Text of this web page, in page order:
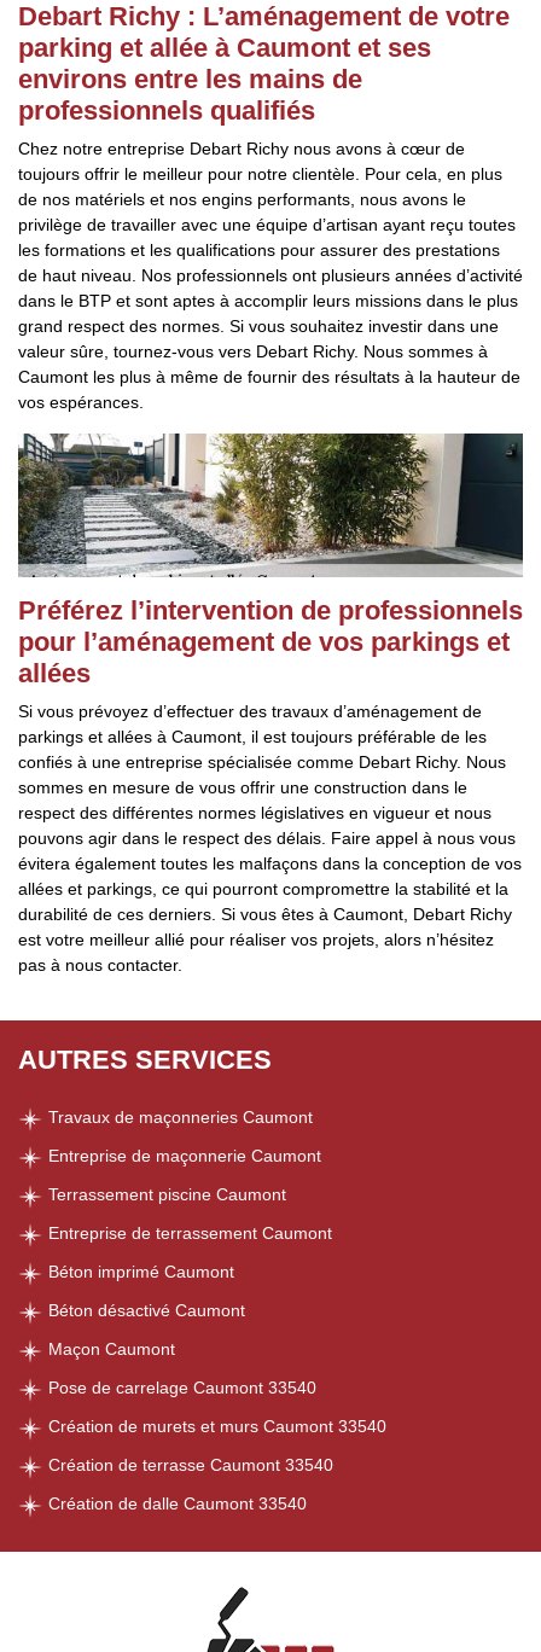
Debart Richy : L’aménagement de votre
parking et allée à Caumont et ses
environs entre les mains de
professionnels qualifiés
Chez notre entreprise Debart Richy nous avons à cœur de
toujours offrir le meilleur pour notre clientèle. Pour cela, en plus
de nos matériels et nos engins performants, nous avons le
privilège de travailler avec une équipe d’artisan ayant reçu toutes
les formations et les qualifications pour assurer des prestations
de haut niveau. Nos professionnels ont plusieurs années d’activité
dans le BTP et sont aptes à accomplir leurs missions dans le plus
grand respect des normes. Si vous souhaitez investir dans une
valeur sûre, tournez-vous vers Debart Richy. Nous sommes à
Caumont les plus à même de fournir des résultats à la hauteur de
vos espérances.
Préférez l’intervention de professionnels
pour l’aménagement de vos parkings et
allées
Si vous prévoyez d’effectuer des travaux d’aménagement de
parkings et allées à Caumont, il est toujours préférable de les
confiés à une entreprise spécialisée comme Debart Richy. Nous
sommes en mesure de vous offrir une construction dans le
respect des différentes normes législatives en vigueur et nous
pouvons agir dans le respect des délais. Faire appel à nous vous
évitera également toutes les malfaçons dans la conception de vos
allées et parkings, ce qui pourront compromettre la stabilité et la
durabilité de ces derniers. Si vous êtes à Caumont, Debart Richy
est votre meilleur allié pour réaliser vos projets, alors n’hésitez
pas à nous contacter.
AUTRES SERVICES
Travaux de maçonneries Caumont
Entreprise de maçonnerie Caumont
Terrassement piscine Caumont
Entreprise de terrassement Caumont
Béton imprimé Caumont
Béton désactivé Caumont
Maçon Caumont
Pose de carrelage Caumont 33540
Création de murets et murs Caumont 33540
Création de terrasse Caumont 33540
Création de dalle Caumont 33540